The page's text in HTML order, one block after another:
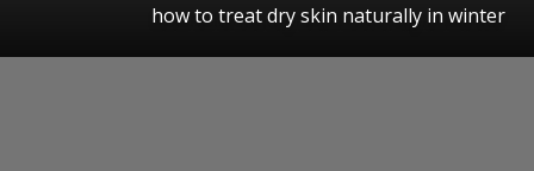
how to treat dry skin naturally in winter